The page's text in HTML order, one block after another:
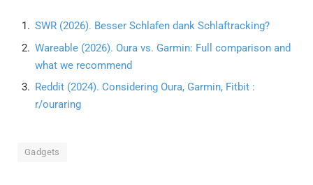
SWR (2026). Besser Schlafen dank Schlaftracking?
Wareable (2026). Oura vs. Garmin: Full comparison and
what we recommend
Reddit (2024). Considering Oura, Garmin, Fitbit :
r/ouraring
Gadgets